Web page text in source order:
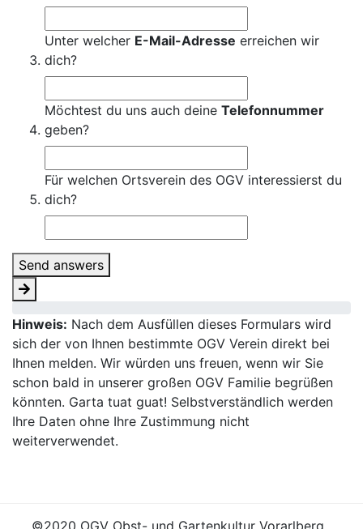
Unter welcher E-Mail-Adresse erreichen wir
dich?
Möchtest du uns auch deine Telefonnummer
geben?
Für welchen Ortsverein des OGV interessierst du
dich?
Send answers
Hinweis: Nach dem Ausfüllen dieses Formulars wird
sich der von Ihnen bestimmte OGV Verein direkt bei
Ihnen melden. Wir würden uns freuen, wenn wir Sie
schon bald in unserer großen OGV Familie begrüßen
könnten. Garta tuat guat! Selbstverständlich werden
Ihre Daten ohne Ihre Zustimmung nicht
weiterverwendet.